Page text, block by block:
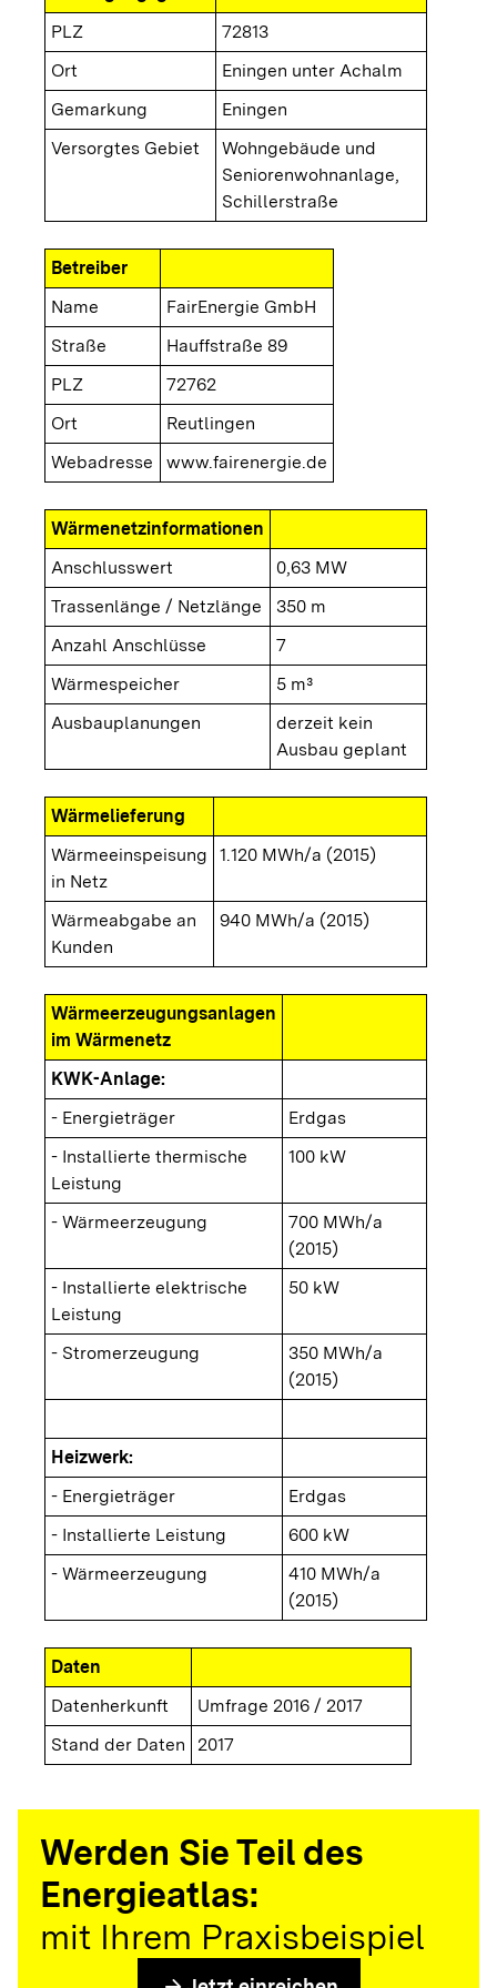
PLZ
72813
Ort
Eningen unter Achalm
Gemarkung
Eningen
Versorgtes Gebiet
Wohngebäude und
Seniorenwohnanlage,
Schillerstraße
Betreiber
Name
FairEnergie GmbH
Straße
Hauffstraße 89
PLZ
72762
Ort
Reutlingen
Webadresse
www.fairenergie.de
Wärmenetzinformationen
Anschlusswert
0,63 MW
Trassenlänge / Netzlänge
350 m
Anzahl Anschlüsse
7
Wärmespeicher
5 m³
Ausbauplanungen
derzeit kein
Ausbau geplant
Wärmelieferung
Wärmeeinspeisung
in Netz
1.120 MWh/a (2015)
Wärmeabgabe an
Kunden
940 MWh/a (2015)
Wärmeerzeugungsanlagen
im Wärmenetz
KWK-Anlage:
- Energieträger
Erdgas
- Installierte thermische
Leistung
100 kW
- Wärmeerzeugung
700 MWh/a
(2015)
- Installierte elektrische
Leistung
50 kW
- Stromerzeugung
350 MWh/a
(2015)
Heizwerk:
- Energieträger
Erdgas
- Installierte Leistung
600 kW
- Wärmeerzeugung
410 MWh/a
(2015)
Daten
Datenherkunft
Umfrage 2016 / 2017
Stand der Daten
2017
Werden Sie Teil des
Energieatlas:
mit Ihrem Praxisbeispiel